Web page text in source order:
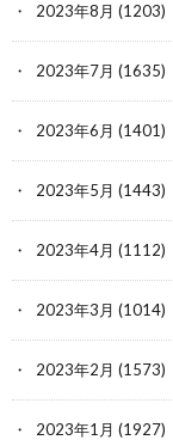
2023年8月 (1203)
2023年7月 (1635)
2023年6月 (1401)
2023年5月 (1443)
2023年4月 (1112)
2023年3月 (1014)
2023年2月 (1573)
2023年1月 (1927)